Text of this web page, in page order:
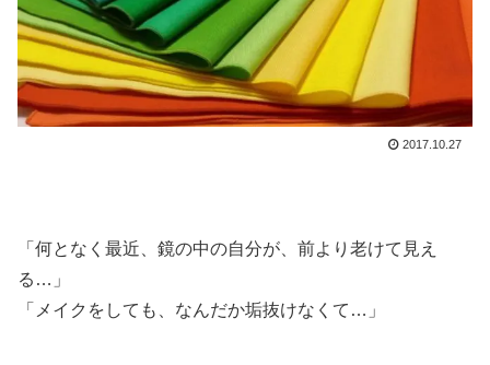
2017.10.27
「何となく最近、鏡の中の自分が、前より老けて見え
る…」
「メイクをしても、なんだか垢抜けなくて…」